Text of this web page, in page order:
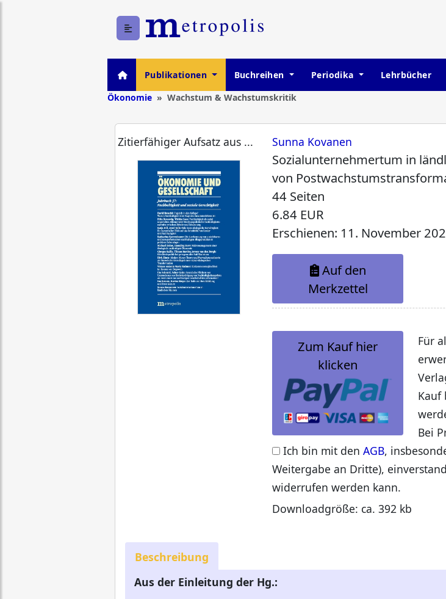
Publikationen Buchreihen Periodika Lehrbücher
Ökonomie
Wachstum & Wachstumskritik
Zitierfähiger Aufsatz aus ... Sunna Kovanen
Sozialunternehmertum in
von
44 Seiten
6.84 EUR
Erschienen: 11. November
Auf den
Merkzettel
Zum Kauf hier
klicken
Für
Kauf
Bei
Ich bin mit denAGB,
Weitergabe an Dritte),
widerrufen werden kann.
Downloadgröße: ca. 392 kb
Beschreibung
Aus der Einleitung der Hg.: